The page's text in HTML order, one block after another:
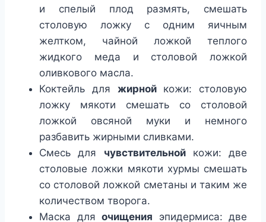
и спелый плод размять, смешать
столовую ложку с одним яичным
желтком, чайной ложкой теплого
жидкого меда и столовой ложкой
оливкового масла.
Коктейль для жирнойкожи: столовую
ложку мякоти смешать со столовой
ложкой овсяной муки и немного
разбавить жирными сливками.
Смесь для чувствительнойкожи: две
столовые ложки мякоти хурмы смешать
со столовой ложкой сметаны и таким же
количеством творога.
Маска для очищения эпидермиса: две